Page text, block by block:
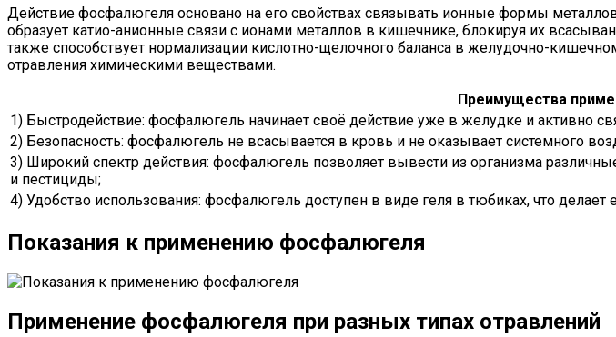
Действие фосфалюгеля основано на его свойствах связывать ионные формы
образует катио-анионные связи с ионами металлов в кишечнике, блокируя их
также способствует нормализации кислотно-щелочного баланса в желудочно-
отравления химическими веществами.
Преимущества
1) Быстродействие: фосфалюгель начинает своё действие уже в желудке и активно
2) Безопасность: фосфалюгель не всасывается в кровь и не оказывает системного
3) Широкий спектр действия: фосфалюгель позволяет вывести из организма
и пестициды;
4) Удобство использования: фосфалюгель доступен в виде геля в тюбиках, что
Показания к применению фосфалюгеля
Применение фосфалюгеля при разных типах отравлений